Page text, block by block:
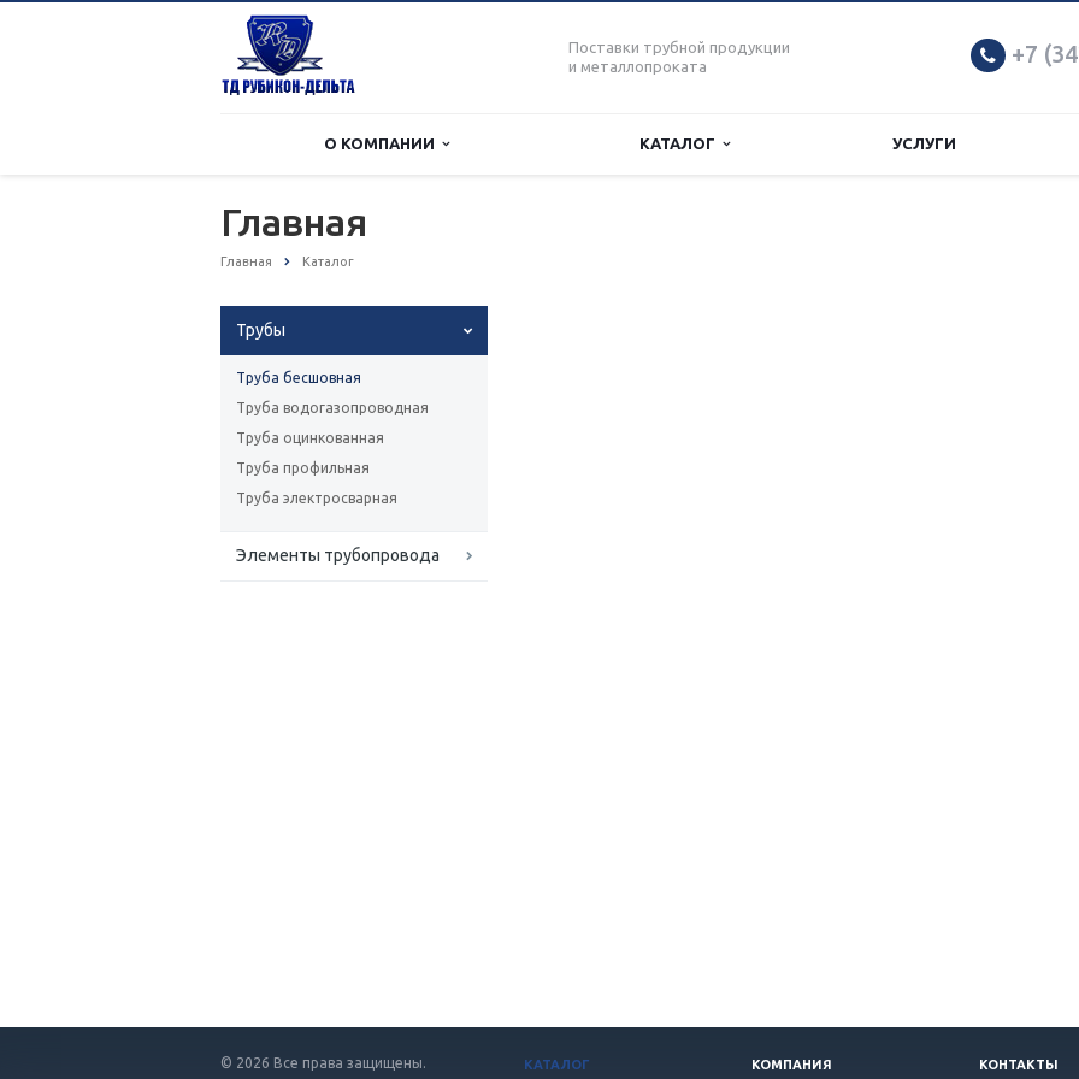
Поставки трубной продукции
и металлопроката
+7
О КОМПАНИИ КАТАЛОГ УСЛУГИ
Главная
Главная Каталог
Трубы
Труба бесшовная
Труба водогазопроводная
Труба оцинкованная
Труба профильная
Труба электросварная
Элементы трубопровода
© 2026 Все права защищены. КАТАЛОГ КОМПАНИЯ КОНТАКТЫ